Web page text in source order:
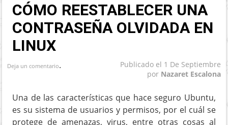
CÓMO REESTABLECER UNA
CONTRASEÑA OLVIDADA EN
LINUX
Publicado el 1 De Septiembre
por Nazaret Escalona
Deja un comentario.
Una de las características que hace seguro Ubuntu,
es su sistema de usuarios y permisos, por el cuál se
protege de amenazas, virus, entre otras cosas al